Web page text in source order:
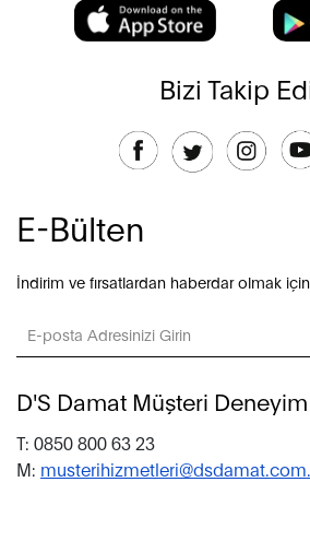
Bizi Takip
E-Bülten
İndirim ve fırsatlardan haberdar olmak
D'S Damat Müşteri
T: 0850 800 63 23
M: